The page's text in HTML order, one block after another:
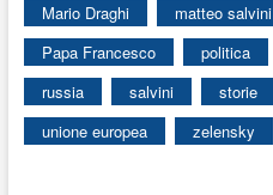
Mario Draghi
matteo salvini
Papa Francesco
politica
russia
salvini storie
unione europea
zelensky